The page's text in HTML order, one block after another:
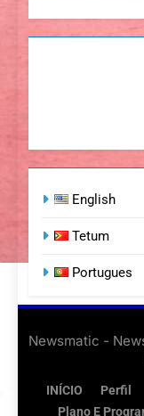
English
Tetum
Portugues
Newsmatic -
INÍCIO Perfil
Plano E